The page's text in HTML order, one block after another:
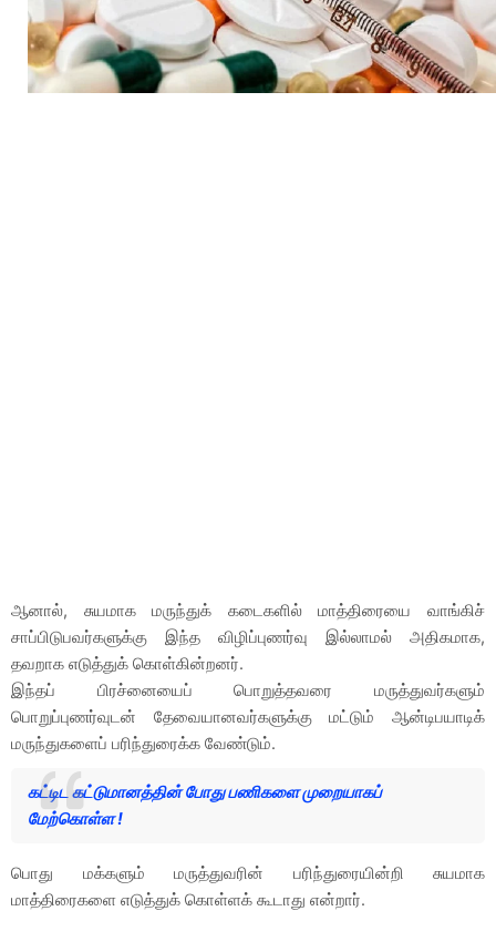
ஆனால், சுயமாக மருந்துக் கடைகளில் மாத்திரையை வாங்கிச்
சாப்பிடுபவர்களுக்கு இந்த விழிப்புணர்வு இல்லாமல் அதிகமாக,
தவறாக எடுத்துக் கொள்கின்றனர்.
இந்தப் பிரச்னையைப் பொறுத்தவரை மருத்துவர்களும்
பொறுப்புணர்வுடன் தேவையானவர்களுக்கு மட்டும் ஆன்டிபயாடிக்
மருந்துகளைப் பரிந்துரைக்க வேண்டும்.
கட்டிட கட்டுமானத்தின் போது பணிகளை முறையாகப்
மேற்கொள்ள !
பொது மக்களும் மருத்துவரின் பரிந்துரையின்றி சுயமாக
மாத்திரைகளை எடுத்துக் கொள்ளக் கூடாது என்றார்.